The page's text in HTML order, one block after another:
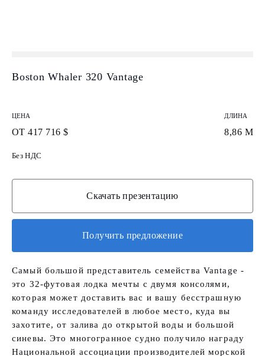
Boston Whaler 320 Vantage
Самый большой представитель семейства Vantage -
это 32-футовая лодка мечты с двумя консолями,
которая может доставить вас и вашу бесстрашную
команду исследователей в любое место, куда вы
захотите, от залива до открытой воды и большой
синевы. Это многогранное судно получило награду
Национальной ассоциации производителей морской
ЦЕНА
ОТ 417 716 $
ДЛИНА
8,86 М
Без НДС
Скачать презентацию
Получить предложение